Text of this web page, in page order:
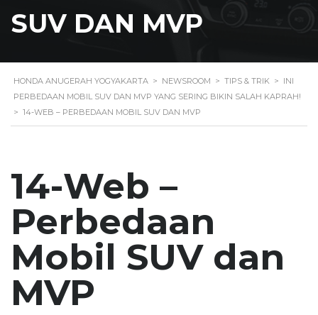
SUV DAN MVP
HONDA ANUGERAH YOGYAKARTA > NEWSROOM > TIPS & TRIK > INI
PERBEDAAN MOBIL SUV DAN MVP YANG SERING BIKIN SALAH KAPRAH!
> 14-WEB – PERBEDAAN MOBIL SUV DAN MVP
14-Web –
Perbedaan
Mobil SUV dan
MVP